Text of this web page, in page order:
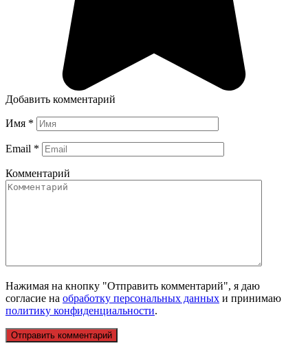
Добавить комментарий
Имя *
Email *
Комментарий
Нажимая на кнопку "Отправить комментарий", я даю
согласие на обработку персональных данных и принимаю
политику конфиденциальности.